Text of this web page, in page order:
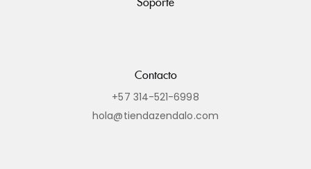
Contacto
+57 314-521-6998
hola@tiendazendalo.com